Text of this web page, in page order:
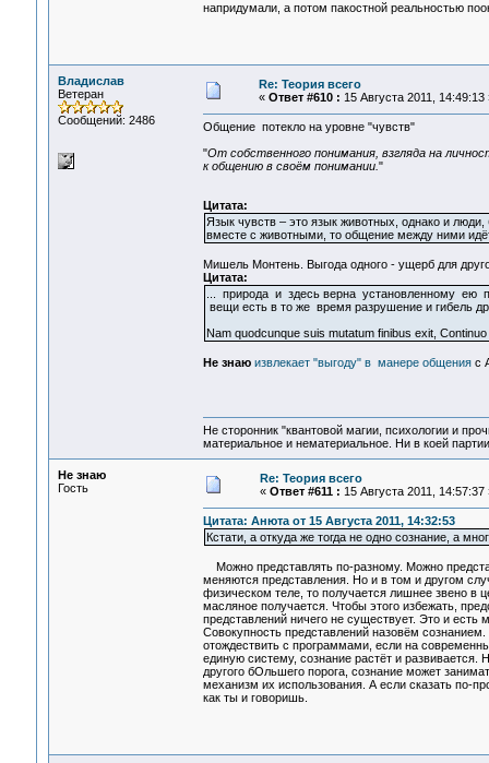
напридумали, а потом пакостной реальностью
Владислав
Ветеран
Сообщений: 2486
Re: Теория всего
« Ответ #610 : 15 Августа 2011, 14:49:13
Общение потекло на уровне "чувств"
"От собственного понимания, взгляда на
к общению в своём понимании. "
Цитата:
Язык чувств – это язык животных, однако и
вместе с животными, то общение между ними
Мишель Монтень. Выгода одного - ущерб для
Цитата:
... природа и здесь верна установленному ею
вещи есть в то же время разрушение и гибель
Nam quodcunque suis mutatum finibus exit,
Не знаю извлекает "выгоду" в манере общенияс
Не сторонник "квантовой магии, психологии и
материальное и нематериальное. Ни в коей
Не знаю
Гость
Re: Теория всего
« Ответ #611 : 15 Августа 2011, 14:57:37
Цитата: Анюта от 15 Августа 2011, 14:32:53
Кстати, а откуда же тогда не одно сознание, а
Можно представлять по-разному. Можно
меняются представления. Но и в том и другом
физическом теле, то получается лишнее звено в
масляное получается. Чтобы этого избежать,
представлений ничего не существует. Это и есть
Совокупность представлений назовём
отождествить с программами, если на
единую систему, сознание растёт и развивается.
другого бОльшего порога, сознание может
механизм их использования. А если сказать по-
как ты и говоришь.